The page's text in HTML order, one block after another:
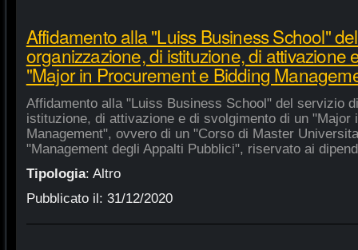
Affidamento alla "Luiss Business School"
organizzazione, di istituzione, di attivazione
"Major in Procurement e Bidding
Affidamento alla "Luiss Business School" del servizio
istituzione, di attivazione e di svolgimento di un "Major
Management", ovvero di un "Corso di Master
"Management degli Appalti Pubblici", riservato ai
Tipologia: Altro
Pubblicato il: 31/12/2020